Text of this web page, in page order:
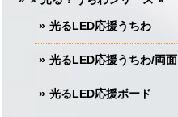
光るLED応援うちわ
光るLED応援うちわ/両面
光るLED応援ボード